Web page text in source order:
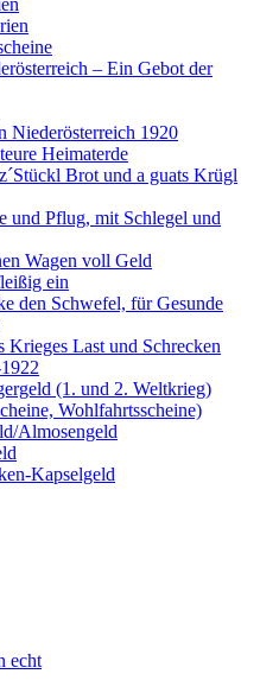
– Ein Gebot der
Niederösterreich 1920
Heimaterde
Brot und a guats Krügl
und Pflug, mit Schlegel und
Wagen voll Geld
ein
den Schwefel, für Gesunde
Krieges Last und Schrecken
(1. und 2. Weltkrieg)
Wohlfahrtsscheine)
Almosengeld
Kapselgeld
echt